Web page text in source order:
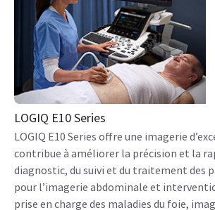
LOGIQ E10 Series
LOGIQ E10 Series offre une imagerie
contribue à améliorer la précision et la
diagnostic, du suivi et du traitement des
pour l’imagerie abdominale et
prise en charge des maladies du foie,